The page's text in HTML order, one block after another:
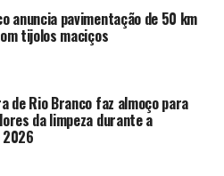
LinkedIn
anuncia pavimentação de 50 km
tijolos maciços
de Rio Branco faz almoço para
da limpeza durante a
2026